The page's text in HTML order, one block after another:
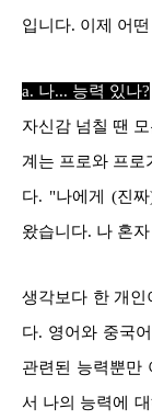
입니다. 이제 어
a. 나... 능력 있나?
자신감 넘칠 땐
계는 프로와 프로
다. "나에게 (진
왔습니다. 나 혼
생각보다 한 개
다. 영어와 중국
관련된 능력뿐만
서 나의 능력에